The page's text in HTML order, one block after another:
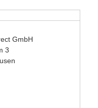
GmbH
3